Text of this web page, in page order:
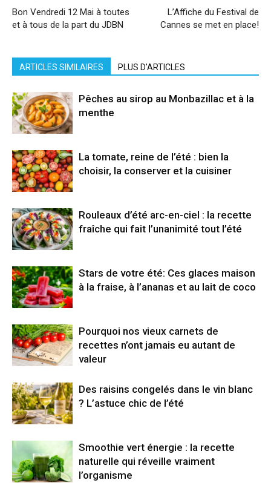
Bon Vendredi 12 Mai à toutes
et à tous de la part du JDBN
L’Affiche du Festival de
Cannes se met en place!
ARTICLES SIMILAIRES PLUS D'ARTICLES
Pêches au sirop au Monbazillac et à la
menthe
La tomate, reine de l’été : bien la
choisir, la conserver et la cuisiner
Rouleaux d’été arc-en-ciel : la recette
fraîche qui fait l’unanimité tout l’été
Stars de votre été: Ces glaces maison
à la fraise, à l’ananas et au lait de coco
Pourquoi nos vieux carnets de
recettes n’ont jamais eu autant de
valeur
Des raisins congelés dans le vin blanc
? L’astuce chic de l’été
Smoothie vert énergie : la recette
naturelle qui réveille vraiment
l’organisme